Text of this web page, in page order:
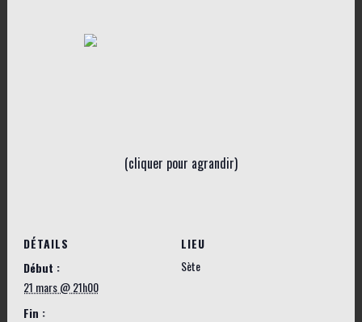
(cliquer pour agrandir)
DÉTAILS
Début :
21 mars @ 21h00
Fin :
LIEU
Sète